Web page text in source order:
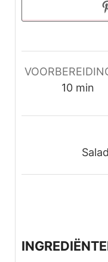
10minuten
min